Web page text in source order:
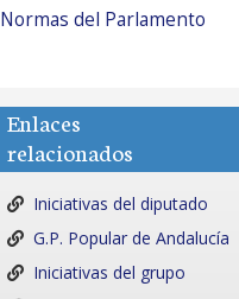
Normas del Parlamento
Enlaces
relacionados
Iniciativas del diputado
G.P. Popular de Andalucía
Iniciativas del grupo